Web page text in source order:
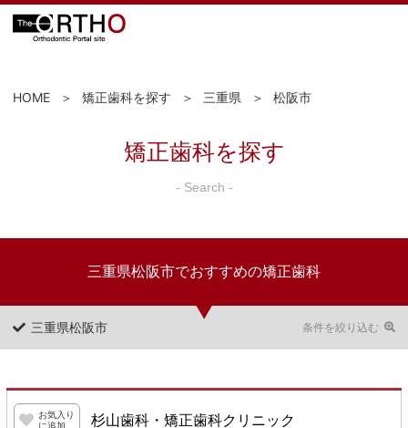
HOME 矯正歯科を探す 三重県 松阪市
矯正歯科を探す
- Search -
三重県松阪市でおすすめの矯正歯科
三重県松阪市 条件を絞り込む
お気入り
に追加
杉山歯科・矯正歯科クリニック